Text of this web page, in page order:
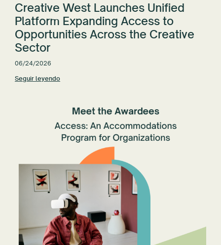
Creative West Launches Unified
Platform Expanding Access to
Opportunities Across the Creative
Sector
06/24/2026
Seguir leyendo